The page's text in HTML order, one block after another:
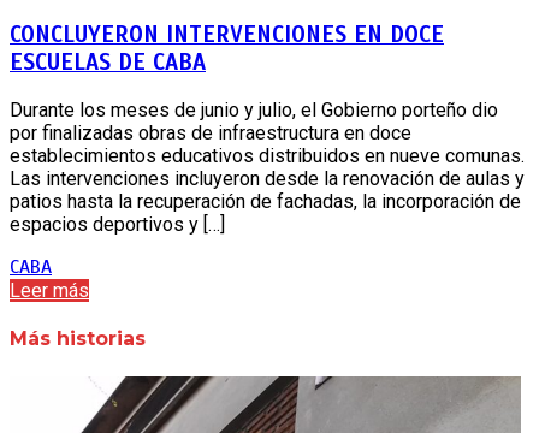
CONCLUYERON INTERVENCIONES EN DOCE
ESCUELAS DE CABA
Durante los meses de junio y julio, el Gobierno porteño dio
por finalizadas obras de infraestructura en doce
establecimientos educativos distribuidos en nueve comunas.
Las intervenciones incluyeron desde la renovación de aulas y
patios hasta la recuperación de fachadas, la incorporación de
espacios deportivos y […]
CABA
Leer más
Más historias